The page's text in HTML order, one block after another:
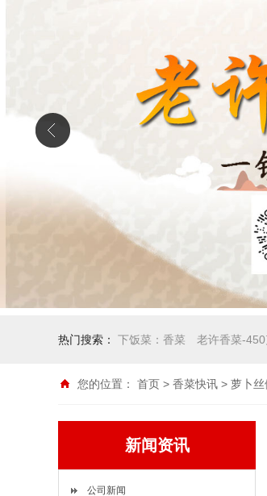
热门搜索： 下饭菜：香菜 老许香菜-
您的位置： 首页 > 香菜快讯 > 萝卜丝
新闻资讯
公司新闻